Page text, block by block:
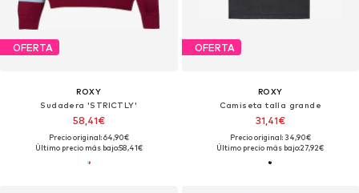
OFERTA
ROXY
Sudadera 'STRICTLY'
58,41€
Precio original: 64,90€
Último precio más bajo:58,41€
OFERTA
ROXY
Camiseta talla grande
31,41€
Precio original: 34,90€
Último precio más bajo:27,92€